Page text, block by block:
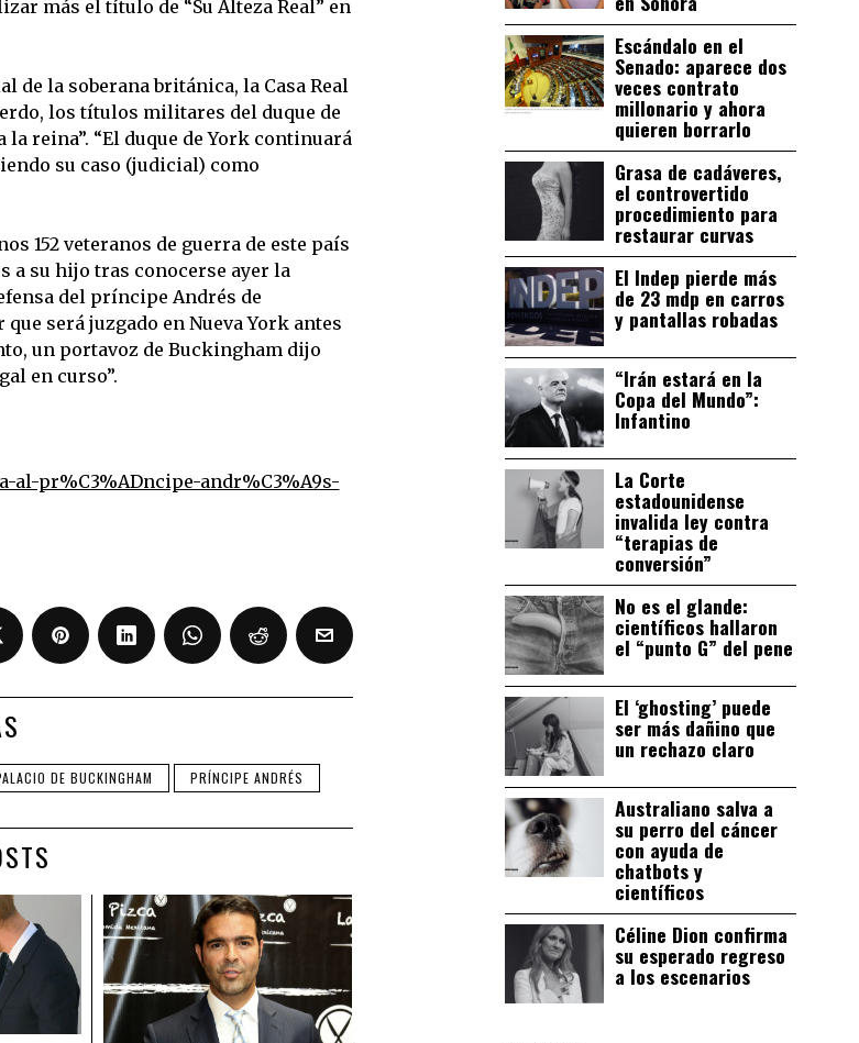
más el título de “Su Alteza Real” en
la soberana británica, la Casa Real
los títulos militares del duque de
reina”. “El duque de York continuará
su caso (judicial) como
152 veteranos de guerra de este país
a su hijo tras conocerse ayer la
del príncipe Andrés de
será juzgado en Nueva York antes
un portavoz de Buckingham dijo
en curso”.
pr%C3%ADncipe-andr%C3%A9s-
DE BUCKINGHAM PRÍNCIPE ANDRÉS
Escándalo en el
Senado: aparece dos
veces contrato
millonario y ahora
quieren borrarlo
Grasa de cadáveres,
el controvertido
procedimiento para
restaurar curvas
El Indep pierde más
de 23 mdp en carros
y pantallas robadas
“Irán estará en la
Copa del Mundo”:
Infantino
La Corte
estadounidense
invalida ley contra
“terapias de
conversión”
No es el glande:
científicos hallaron
el “punto G” del pene
El ‘ghosting’ puede
ser más dañino que
un rechazo claro
Australiano salva a
su perro del cáncer
con ayuda de
chatbots y
científicos
Céline Dion confirma
su esperado regreso
a los escenarios